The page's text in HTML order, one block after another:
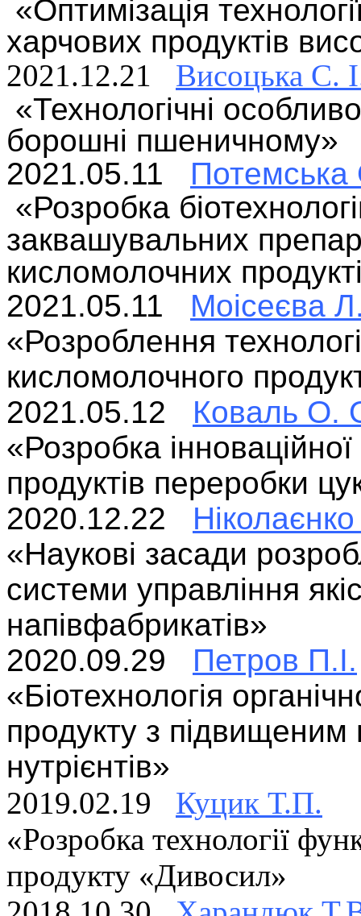
«Оптимізація
харчових продуктів
2021.12.21 Висоцька С.
«Технологічні
борошні пшеничному»
2021.05.11
Потемська
«Розробка
заквашувальних
кисломолочних
2021.05.11 Моісеєва
«Розроблення
кисломолочного
2021.05.12 Коваль О.
«Розробка інноваційної
продуктів переробки
2020.12.22
«Наукові засади
системи управління
напівфабрикатів»
2020.09.29
Петров П.І.
«Біотехнологія
продукту з підвищеним
нутрієнтів»
2019.02.19 Куцик Т.П.
«Розробка технології
продукту «Дивосил»